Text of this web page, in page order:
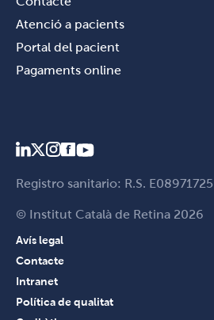
Atenció a pacients
Portal del pacient
Pagaments online
Registro sanitario: R.S. E08971725
© Institut Català de Retina 2026
Avís legal
Contacte
Intranet
Política de qualitat